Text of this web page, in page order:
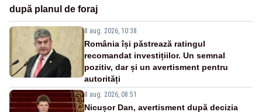
după planul de foraj
8 aug. 2026, 10:38
România își păstrează ratingul
recomandat investițiilor. Un semnal
pozitiv, dar și un avertisment pentru
autorități
8 aug. 2026, 08:51
Nicușor Dan, avertisment după decizia